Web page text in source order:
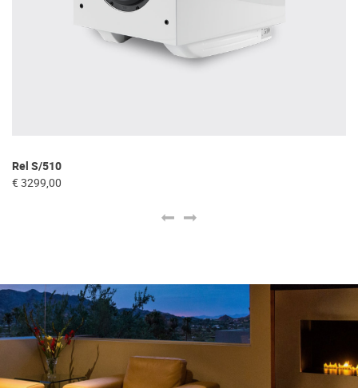
Rel S/510
€ 3299,00